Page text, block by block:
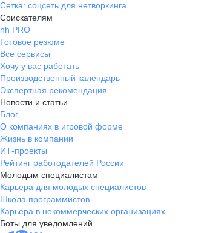
Сетка: соцсеть для нетворкинга
Соискателям
hh PRO
Готовое резюме
Все сервисы
Хочу у вас работать
Производственный календарь
Экспертная рекомендация
Новости и статьи
Блог
О компаниях в игровой форме
Жизнь в компании
ИТ-проекты
Рейтинг работодателей России
Молодым специалистам
Карьера для молодых специалистов
Школа программистов
Карьера в некоммерческих организациях
Боты для уведомлений